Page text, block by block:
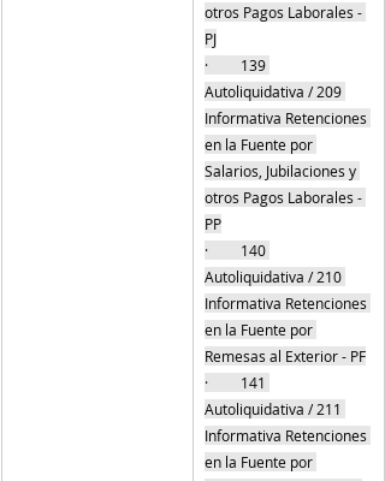
otros Pagos Laborales -
PJ
·         139
Autoliquidativa / 209
Informativa Retenciones
en la Fuente por
Salarios, Jubilaciones y
otros Pagos Laborales -
PP
·         140
Autoliquidativa / 210
Informativa Retenciones
en la Fuente por
Remesas al Exterior - PF
·         141
Autoliquidativa / 211
Informativa Retenciones
en la Fuente por